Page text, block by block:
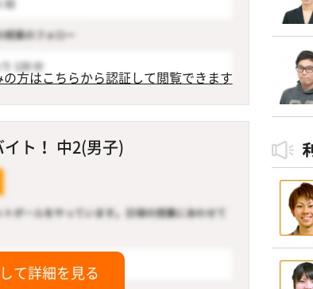
の方はこちらから認証して閲覧できます
ト！ 中2(男子)
て詳細を見る